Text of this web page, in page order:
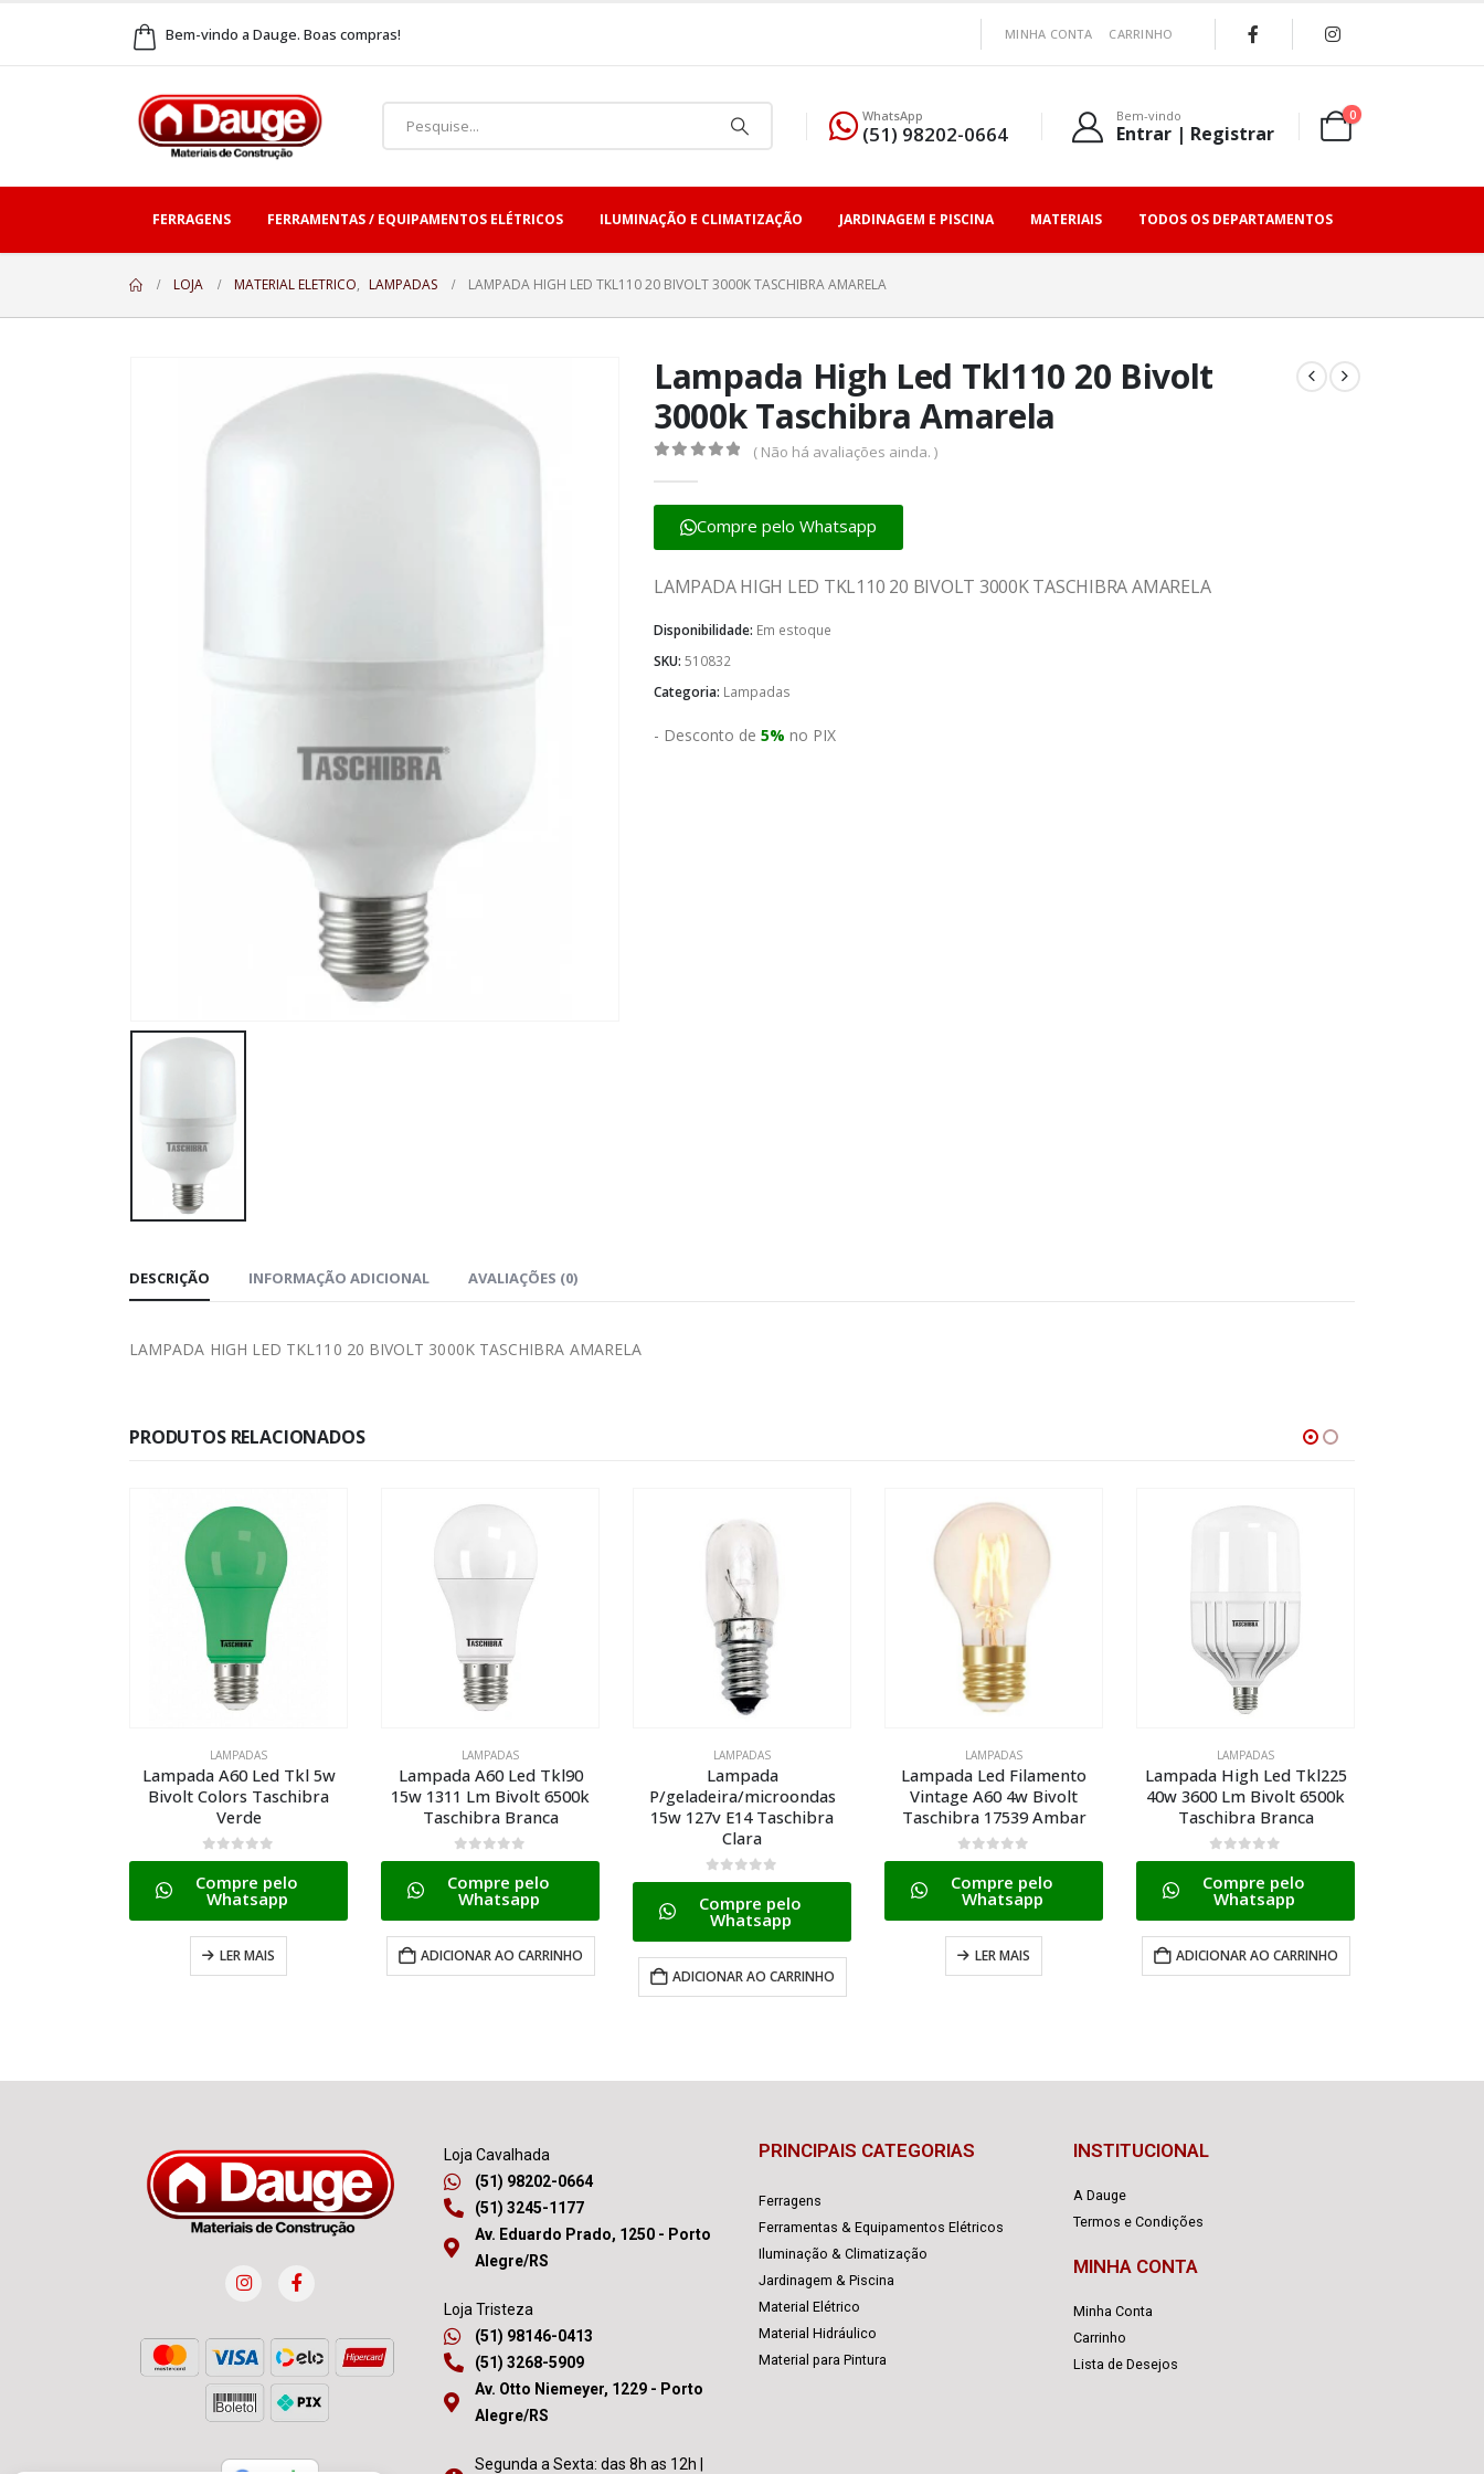
Bem-vindo a Dauge. Boas compras! MINHA CONTA CARRINHO
WhatsApp
(51) 98202-0664
Bem-vindo
Entrar | Registrar
0
FERRAGENS FERRAMENTAS / EQUIPAMENTOS ELÉTRICOS ILUMINAÇÃO E CLIMATIZAÇÃO JARDINAGEM E PISCINA MATERIAIS TODOS OS DEPARTAMENTOS
LOJA MATERIAL ELETRICO, LAMPADAS LAMPADA HIGH LED TKL110 20 BIVOLT 3000K TASCHIBRA AMARELA
Lampada High Led Tkl110 20 Bivolt
3000k Taschibra Amarela
( Não há avaliações ainda. )
Compre pelo Whatsapp
LAMPADA HIGH LED TKL110 20 BIVOLT 3000K TASCHIBRA AMARELA
Disponibilidade: Em estoque
SKU: 510832
Categoria: Lampadas
- Desconto de 5% no PIX
DESCRIÇÃO INFORMAÇÃO ADICIONAL AVALIAÇÕES (0)
LAMPADA HIGH LED TKL110 20 BIVOLT 3000K TASCHIBRA AMARELA
PRODUTOS RELACIONADOS
LAMPADAS
Lampada A60 Led Tkl90
15w 1311 Lm Bivolt 6500k
Taschibra Branca
0de 5
Compre pelo
Whatsapp
ADICIONAR AO CARRINHO
LAMPADAS
Lampada
P/geladeira/microondas
15w 127v E14 Taschibra
Clara
0de 5
Compre pelo
Whatsapp
ADICIONAR AO CARRINHO
LAMPADAS
Lampada Led Filamento
Vintage A60 4w Bivolt
Taschibra 17539 Ambar
0de 5
Compre pelo
Whatsapp
LER MAIS
LAMPADAS
Lampada High Led Tkl225
40w 3600 Lm Bivolt 6500k
Taschibra Branca
0de 5
Compre pelo
Whatsapp
ADICIONAR AO CARRINHO
LAMPADAS
Lampada Vela Lisa 40w 127v
E27 Taschibra Clara
0de 5
Compre pelo
Whatsapp
ADICIONAR AO CARRINHO
Loja Cavalhada
(51) 98202-0664
(51) 3245-1177
Av. Eduardo Prado, 1250 - Porto
Alegre/RS
Loja Tristeza
(51) 98146-0413
(51) 3268-5909
Av. Otto Niemeyer, 1229 - Porto
Alegre/RS
Segunda a Sexta: das 8h as 12h |
PRINCIPAIS CATEGORIAS
Ferragens
Ferramentas & Equipamentos Elétricos
Iluminação & Climatização
Jardinagem & Piscina
Material Elétrico
Material Hidráulico
Material para Pintura
INSTITUCIONAL
A Dauge
Termos e Condições
MINHA CONTA
Minha Conta
Carrinho
Lista de Desejos